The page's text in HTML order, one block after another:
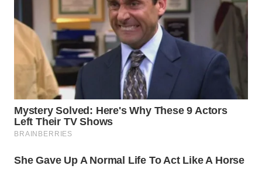
WN
KALTENG
WN
KALTARA
WN
KALSEL
WN